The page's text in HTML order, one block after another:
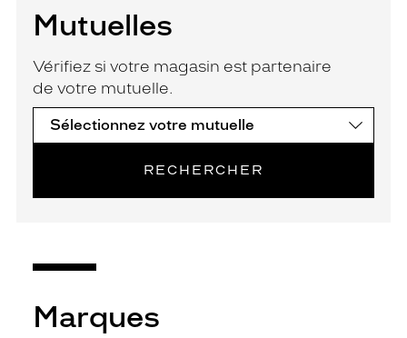
Mutuelles
Vérifiez si votre magasin est partenaire
de votre mutuelle.
RECHERCHER
Marques